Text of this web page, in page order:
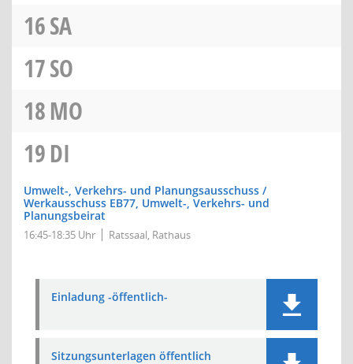
16SA
17SO
18MO
19DI
Umwelt-, Verkehrs- und Planungsausschuss /
Werkausschuss EB77, Umwelt-, Verkehrs- und
Planungsbeirat
16:45-18:35 Uhr Ratssaal, Rathaus
Einladung -öffentlich-
Sitzungsunterlagen öffentlich